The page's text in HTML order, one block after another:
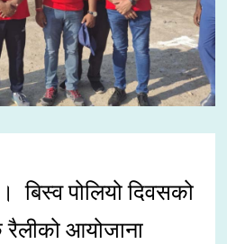
बिस्व पोलियो दिवसको
आयोजाना